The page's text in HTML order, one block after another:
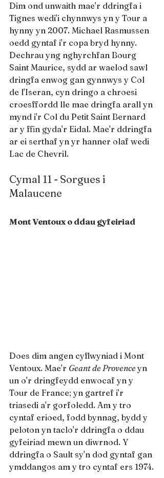
Dim ond unwaith mae'r ddringfa i
Tignes wedi'i chynnwys yn y Tour a
hynny yn 2007. Michael Rasmussen
oedd gyntaf i'r copa bryd hynny.
Dechrau yng nghyrchfan Bourg
Saint Maurice, sydd ar waelod sawl
dringfa enwog gan gynnwys y Col
de l'Iseran, cyn dringo a chroesi
croesffordd lle mae dringfa arall yn
mynd i'r Col du Petit Saint Bernard
ar y ffin gyda'r Eidal. Mae'r ddringfa
ar ei serthaf yn yr hanner olaf wedi
Lac de Chevril.
Cymal 11 - Sorgues i
Malaucene
Mont Ventoux o ddau gyfeiriad
Does dim angen cyflwyniad i Mont
Ventoux. Mae'r Geant de Provence yn
un o'r dringfeydd enwocaf yn y
Tour de France; yn gartref i'r
triasedi a'r gorfoledd. Am y tro
cyntaf erioed, fodd bynnag, bydd y
peloton yn taclo'r ddringfa o ddau
gyfeiriad mewn un diwrnod. Y
ddringfa o Sault sy'n dod gyntaf gan
ymddangos am y tro cyntaf ers 1974.